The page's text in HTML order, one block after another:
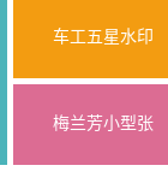
车工五星水印
梅兰芳小型张